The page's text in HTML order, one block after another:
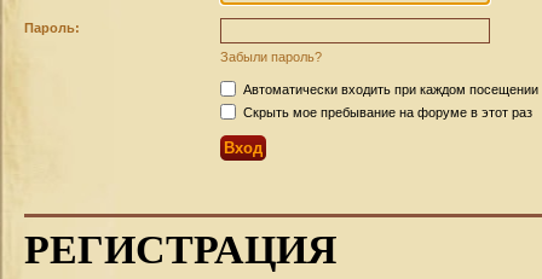
Пароль:
Забыли пароль?
Автоматически входить при каждом посещении
Скрыть мое пребывание на форуме в этот раз
РЕГИСТРАЦИЯ